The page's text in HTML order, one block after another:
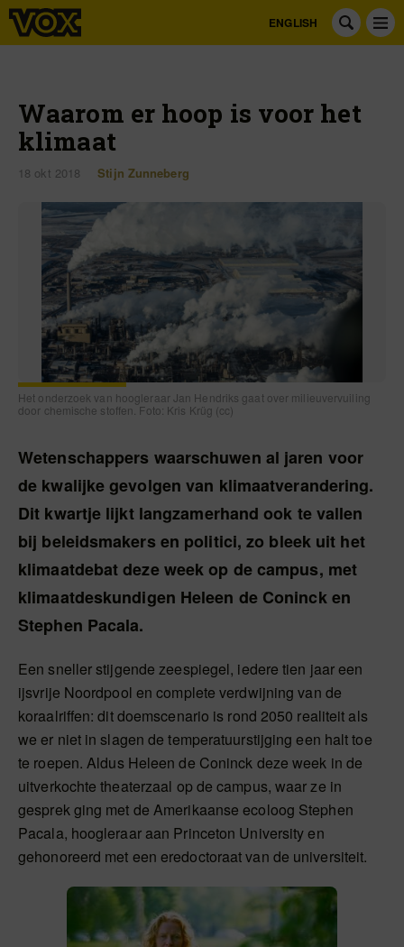
ENGLISH
Waarom er hoop is voor het
klimaat
18 okt 2018 Stijn Zunneberg
Het onderzoek van hoogleraar Jan Hendriks gaat over milieuvervuiling
door chemische stoffen. Foto: Kris Krüg (cc)
Wetenschappers waarschuwen al jaren voor
de kwalijke gevolgen van klimaatverandering.
Dit kwartje lijkt langzamerhand ook te vallen
bij beleidsmakers en politici, zo bleek uit het
klimaatdebat deze week op de campus, met
klimaatdeskundigen Heleen de Coninck en
Stephen Pacala.
Een sneller stijgende zeespiegel, iedere tien jaar een
ijsvrije Noordpool en complete verdwijning van de
koraalriffen: dit doemscenario is rond 2050 realiteit als
we er niet in slagen de temperatuurstijging een halt toe
te roepen. Aldus Heleen de Coninck deze week in de
uitverkochte theaterzaal op de campus, waar ze in
gesprek ging met de Amerikaanse ecoloog Stephen
Pacala, hoogleraar aan Princeton University en
gehonoreerd met een eredoctoraat van de universiteit.